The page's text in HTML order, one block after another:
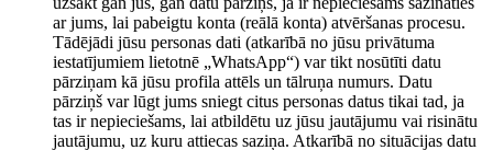
ar jums, lai pabeigtu konta (reālā konta) atvēršanas procesu.
Tādējādi jūsu personas dati (atkarībā no jūsu privātuma
iestatījumiem lietotnē „WhatsApp“) var tikt nosūtīti datu
pārziņam kā jūsu profila attēls un tālruņa numurs. Datu
pārziņš var lūgt jums sniegt citus personas datus tikai tad, ja
tas ir nepieciešams, lai atbildētu uz jūsu jautājumu vai risinātu
jautājumu, uz kuru attiecas saziņa. Atkarībā no situācijas datu